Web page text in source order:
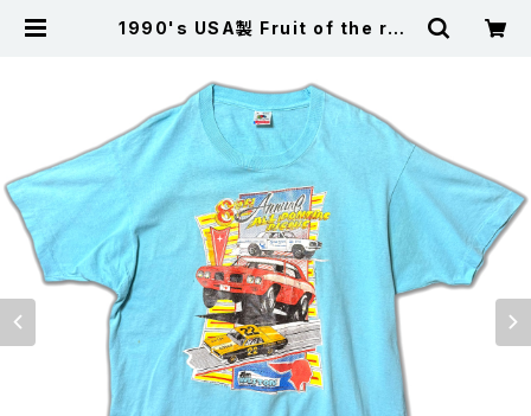
1990's USA製 Fruit of the roo
ツ ポンティアック 水色 XL | 古着屋
サニーコレクション Sunny Collect
ion 公式通販サイト